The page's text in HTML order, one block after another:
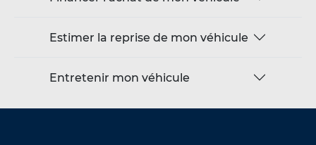
Estimer la reprise de mon véhicule
Entretenir mon véhicule